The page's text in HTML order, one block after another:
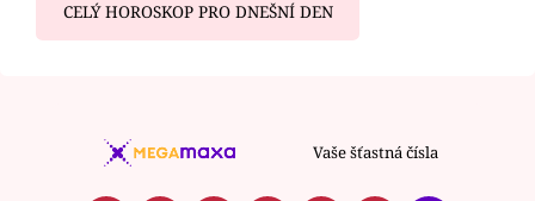
CELÝ HOROSKOP PRO DNEŠNÍ DEN
Vaše šťastná čísla